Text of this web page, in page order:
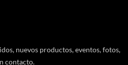
nuevos productos, eventos, fotos,
contacto.